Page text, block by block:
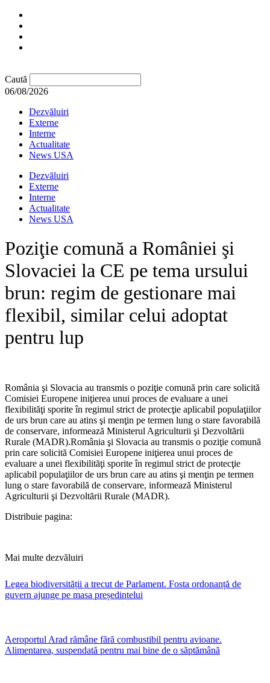
Caută
06/08/2026
Dezvăluiri
Externe
Interne
Actualitate
News USA
Dezvăluiri
Externe
Interne
Actualitate
News USA
Poziţie comună a României şi
Slovaciei la CE pe tema ursului
brun: regim de gestionare mai
flexibil, similar celui adoptat
pentru lup
România şi Slovacia au transmis o poziţie comună prin care solicită
Comisiei Europene iniţierea unui proces de evaluare a unei
flexibilităţi sporite în regimul strict de protecţie aplicabil populaţiilor
de urs brun care au atins şi menţin pe termen lung o stare favorabilă
de conservare, informează Ministerul Agriculturii şi Dezvoltării
Rurale (MADR).​România şi Slovacia au transmis o poziţie comună
prin care solicită Comisiei Europene iniţierea unui proces de
evaluare a unei flexibilităţi sporite în regimul strict de protecţie
aplicabil populaţiilor de urs brun care au atins şi menţin pe termen
lung o stare favorabilă de conservare, informează Ministerul
Agriculturii şi Dezvoltării Rurale (MADR).
Distribuie pagina:
Mai multe dezvăluiri
Legea biodiversității a trecut de Parlament. Fosta ordonanță de
guvern ajunge pe masa președintelui
Aeroportul Arad rămâne fără combustibil pentru avioane.
Alimentarea, suspendată pentru mai bine de o săptămână